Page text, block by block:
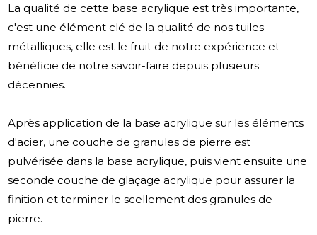
La qualité de cette base acrylique est très importante,
c'est une élément clé de la qualité de nos tuiles
métalliques, elle est le fruit de notre expérience et
bénéficie de notre savoir-faire depuis plusieurs
décennies.
Après application de la base acrylique sur les éléments
d'acier, une couche de granules de pierre est
pulvérisée dans la base acrylique, puis vient ensuite une
seconde couche de glaçage acrylique pour assurer la
finition et terminer le scellement des granules de
pierre.